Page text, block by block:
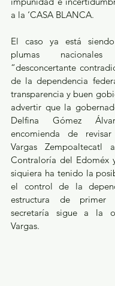
a la ‘CASA BLANCA.
El caso ya está
plumas
“desconcertante
de la dependencia
transparencia y buen
advertir que la
Delfina Gómez
encomienda de
Vargas
Contraloría del Edoméx
siquiera ha tenido la
el control de la
estructura de
secretaría sigue a la
Vargas.